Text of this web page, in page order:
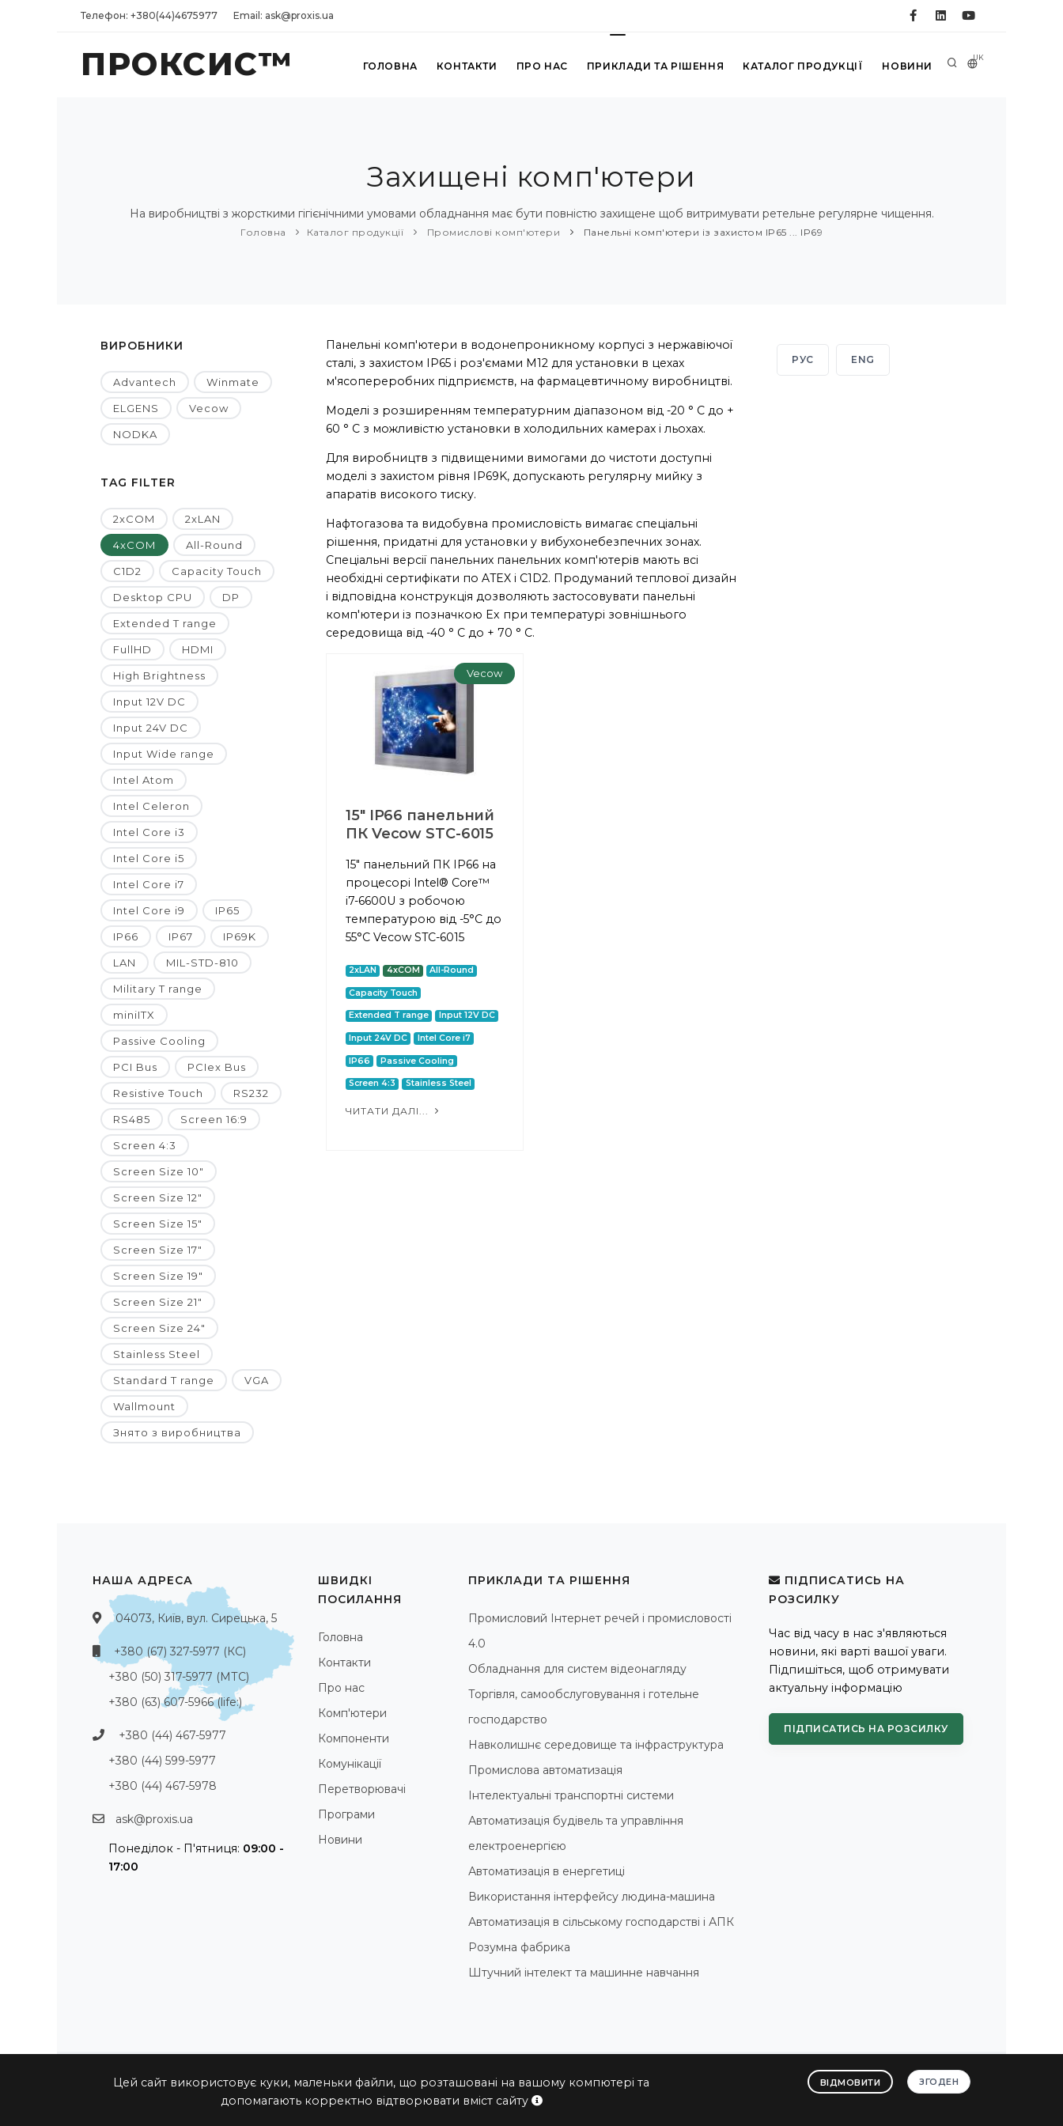
Телефон: +380(44)4675977 Email: ask@proxis.ua
ПРОКСИС™ UK
ГОЛОВНА КОНТАКТИ ПРО НАС ПРИКЛАДИ ТА РІШЕННЯ КАТАЛОГ ПРОДУКЦІЇ НОВИНИ
Захищені комп'ютери
На виробництві з жорсткими гігієнічними умовами обладнання має бути повністю захищене щоб витримувати ретельне регулярне чищення.
Головна Каталог продукції Промислові комп'ютери Панельні комп'ютери із захистом IP65 ... IP69
ВИРОБНИКИ
Advantech Winmate
ELGENS Vecow
NODKA
TAG FILTER
2xCOM 2xLAN
4xCOM All-Round
C1D2 Capacity Touch
Desktop CPU DP
Extended T range
FullHD HDMI
High Brightness
Input 12V DC
Input 24V DC
Input Wide range
Intel Atom
Intel Celeron
Intel Core i3
Intel Core i5
Intel Core i7
Intel Core i9 IP65
IP66 IP67 IP69K
LAN MIL-STD-810
Military T range
miniITX
Passive Cooling
PCI Bus PCIex Bus
Resistive Touch RS232
RS485 Screen 16:9
Screen 4:3
Screen Size 10"
Screen Size 12"
Screen Size 15"
Screen Size 17"
Screen Size 19"
Screen Size 21"
Screen Size 24"
Stainless Steel
Standard T range VGA
Wallmount
Знято з виробництва
Панельні комп'ютери в водонепроникному корпусі з нержавіючої
сталі, з захистом IP65 і роз'ємами M12 для установки в цехах
м'ясопереробних підприємств, на фармацевтичному виробництві.
Моделі з розширенням температурним діапазоном від -20 ° C до +
60 ° C з можливістю установки в холодильних камерах і льохах.
Для виробництв з підвищеними вимогами до чистоти доступні
моделі з захистом рівня IP69K, допускають регулярну мийку з
апаратів високого тиску.
Нафтогазова та видобувна промисловість вимагає спеціальні
рішення, придатні для установки у вибухонебезпечних зонах.
Спеціальні версії панельних панельних комп'ютерів мають всі
необхідні сертифікати по ATEX і C1D2. Продуманий теплової дизайн
і відповідна конструкція дозволяють застосовувати панельні
комп'ютери із позначкою Ex при температурі зовнішнього
середовища від -40 ° C до + 70 ° C.
Vecow
15" IP66 панельний
ПК Vecow STC-6015
15" панельний ПК IP66 на
процесорі Intel® Core™
i7-6600U з робочою
температурою від -5°C до
55°C Vecow STC-6015
2xLAN 4xCOM All-Round
Capacity Touch
Extended T range Input 12V DC
Input 24V DC Intel Core i7
IP66 Passive Cooling
Screen 4:3 Stainless Steel
ЧИТАТИ ДАЛІ...
РУС ENG
Цей сайт використовує куки, маленьки файли, що розташовані на вашому компютері та
допомагають корректно відтворювати вміст сайту
ВІДМОВИТИ ЗГОДЕН
НАША АДРЕСА
04073, Київ, вул. Сирецька, 5
+380 (67) 327-5977 (КС)
+380 (50) 317-5977 (МТС)
+380 (63) 607-5966 (life:)
+380 (44) 467-5977
+380 (44) 599-5977
+380 (44) 467-5978
ask@proxis.ua
Понеділок - П'ятниця: 09:00 -
17:00
ШВИДКІ
ПОСИЛАННЯ
Головна
Контакти
Про нас
Комп'ютери
Компоненти
Комунікації
Перетворювачі
Програми
Новини
ПРИКЛАДИ ТА РІШЕННЯ
Промисловий Інтернет речей і промисловості
4.0
Обладнання для систем відеонагляду
Торгівля, самообслуговування і готельне
господарство
Навколишнє середовище та інфраструктура
Промислова автоматизація
Інтелектуальні транспортні системи
Автоматизація будівель та управління
електроенергією
Автоматизація в енергетиці
Використання інтерфейсу людина-машина
Автоматизація в сільському господарстві і АПК
Розумна фабрика
Штучний інтелект та машинне навчання
ПІДПИСАТИСЬ НА
РОЗСИЛКУ
Час від часу в нас з'являються
новини, які варті вашої уваги.
Підпишіться, щоб отримувати
актуальну інформацію
ПІДПИСАТИСЬ НА РОЗСИЛКУ
© 2004 - 2026 ПРОКСИС™ - промислові комп'ютери та системи